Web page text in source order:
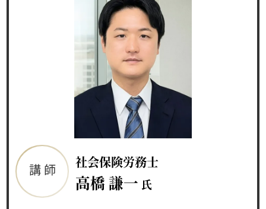
講 師 社会保険労務士
高橋 謙一 氏